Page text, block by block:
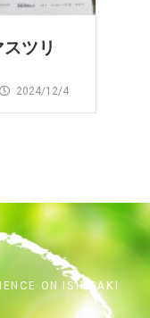
ツリ
2024/12/4
ON ISHIGAKI